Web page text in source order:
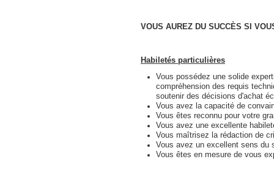
VOUS AUREZ DU SUCCÈS SI
Habiletés particulières
Vous possédez une solide
compréhension des requis
soutenir des décisions d'achat
Vous avez la capacité de
Vous êtes reconnu pour votre
Vous avez une excellente
Vous maîtrisez la rédaction de
Vous avez un excellent sens du
Vous êtes en mesure de vous